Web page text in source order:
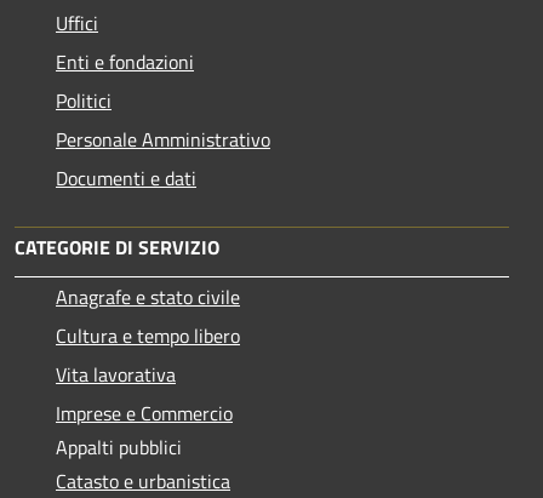
Uffici
Enti e fondazioni
Politici
Personale Amministrativo
Documenti e dati
CATEGORIE DI SERVIZIO
Anagrafe e stato civile
Cultura e tempo libero
Vita lavorativa
Imprese e Commercio
Appalti pubblici
Catasto e urbanistica